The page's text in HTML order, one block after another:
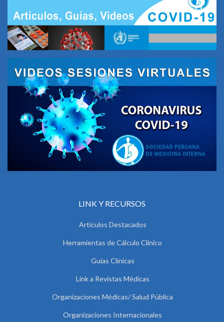
LINK Y RECURSOS
Artículos Destacados
Herramientas de Cálculo Clínico
Guías Clínicas
Link a Revistas Médicas
Organizaciones Médicas/ Salud Pública
Organizaciones Internacionales